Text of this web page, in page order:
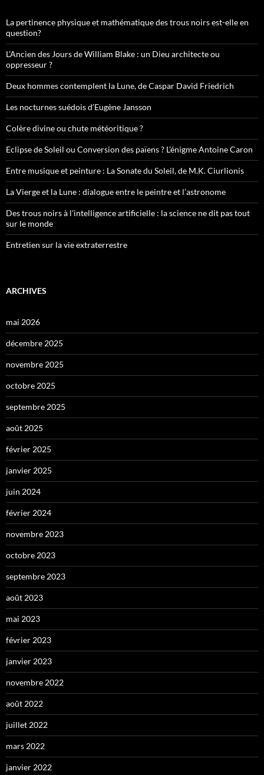
La pertinence physique et mathématique des trous noirs est-elle en
question?
L’Ancien des Jours de William Blake : un Dieu architecte ou
oppresseur ?
Deux hommes contemplent la Lune, de Caspar David Friedrich
Les nocturnes suédois d’Eugène Jansson
Colère divine ou chute météoritique ?
Eclipse de Soleil ou Conversion des païens ? L’énigme Antoine Caron
Entre musique et peinture : La Sonate du Soleil, de M.K. Ciurlionis
La Vierge et la Lune : dialogue entre le peintre et l’astronome
Des trous noirs à l’intelligence artificielle : la science ne dit pas tout
sur le monde
Entretien sur la vie extraterrestre
ARCHIVES
mai 2026
décembre 2025
novembre 2025
octobre 2025
septembre 2025
août 2025
février 2025
janvier 2025
juin 2024
février 2024
novembre 2023
octobre 2023
septembre 2023
août 2023
mai 2023
février 2023
janvier 2023
novembre 2022
août 2022
juillet 2022
mars 2022
janvier 2022